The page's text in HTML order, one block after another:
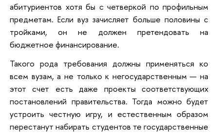
абитуриентов хотя бы с четверкой по профильным
предметам. Если вуз зачисляет больше половины с
тройками, он не должен претендовать на
бюджетное финансирование.
Такого рода требования должны применяться ко
всем вузам, а не только к негосударственным — на
этот счет есть даже проекты соответствующих
постановлений правительства. Тогда можно будет
устроить честную игру, и естественным образом
перестанут набирать студентов те государственные